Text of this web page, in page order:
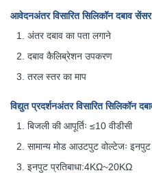
आवेदनअंतर विसारित सिलिकॉन दबाव
अंतर दबाव का पता लगाने
दबाव कैलिब्रेशन उपकरण
तरल स्तर का माप
विद्युत प्रदर्शनअंतर विसारित सिलिकॉन
बिजली की आपूर्तिः ≤10 वीडीसी
सामान्य मोड आउटपुट वोल्टेजः
इनपुट प्रतिबाधा:4KΩ~20KΩ